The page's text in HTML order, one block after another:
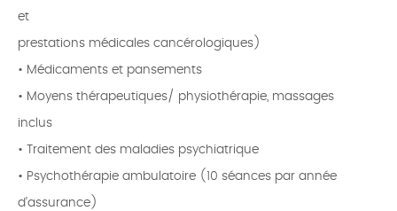
et
prestations médicales cancérologiques)
• Médicaments et pansements
• Moyens thérapeutiques/ physiothérapie, massages
inclus
• Traitement des maladies psychiatrique
• Psychothérapie ambulatoire (10 séances par année
d’assurance)